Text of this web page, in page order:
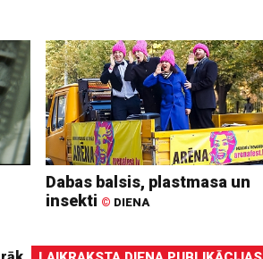
Dabas balsis, plastmasa un
insekti © DIENA